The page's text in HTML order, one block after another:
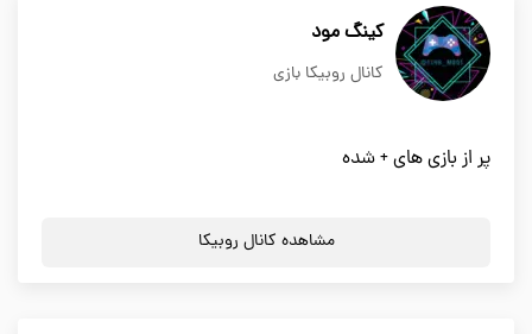
کینگ مود
کانال روبیکا بازی
پر از بازی های + شده
مشاهده کانال روبیکا